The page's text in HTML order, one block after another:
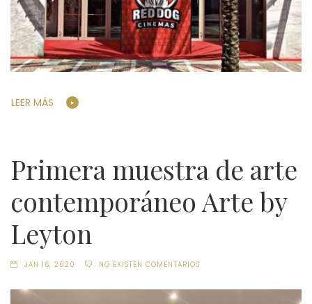
LEER MÁS
Primera muestra de arte
contemporáneo Arte by
Leyton
JAN 16, 2020 NO EXISTEN COMENTARIOS